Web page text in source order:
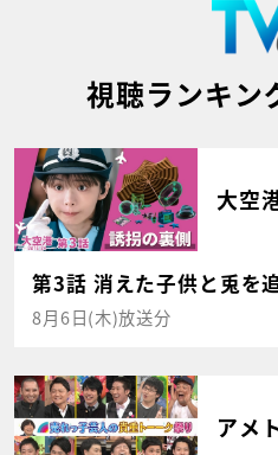
視聴ランキン
大空
第3話 消えた子供と兎を
8月6日(木)放送分
アメ